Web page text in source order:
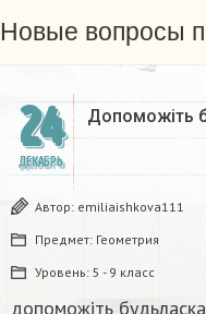
Новые вопросы
24
ДЕКАБРЬ
Допоможіть
Автор: emiliaishkova111
Предмет: Геометрия
Уровень: 5 - 9 класс
допоможіть будьласка